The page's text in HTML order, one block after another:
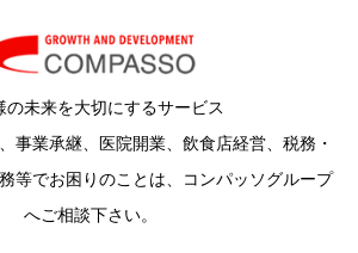
の未来を大切にするサービス
事業承継、医院開業、飲食店経営、税務・
等でお困りのことは、コンパッソグループ
へご相談下さい。